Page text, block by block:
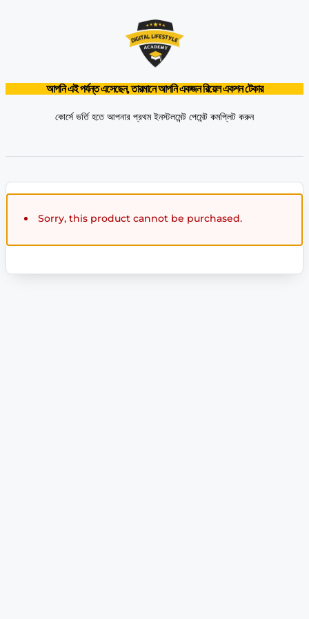
আপনি এই পর্যন্ত এসেছেন, তারমানে আপনি একজন রিয়েল একশন টেকার
কোর্সে ভর্তি হতে আপনার প্রথম ইনস্টলমেন্ট পেমেন্ট কমপ্লিট করুন
Sorry, this product cannot be purchased.